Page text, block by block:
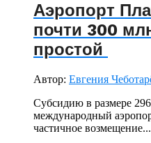
Аэропорт
почти 300
простой
Автор: Евгения
Субсидию в размере
международный
частичное возмещение...